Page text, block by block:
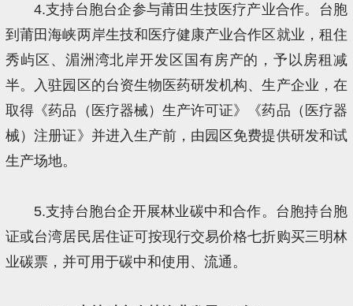
4.支持台胞台企参与莆田生技医疗产业合作。台胞
到莆田海峡两岸生技和医疗健康产业合作区就业，租住
秀屿区、湄洲湾北岸开发区国有房产的，予以房租减
半。入驻园区的台资生物医药研发机构、生产企业，在
取得《药品（医疗器械）生产许可证》《药品（医疗器
械）注册证》并进入生产前，由园区免费提供研发和试
生产场地。
5.支持台胞台企开展林业碳中和合作。台胞持台胞
证或台湾居民居住证可按现行交易价格七折购买三明林
业碳票，并可用于碳中和使用、流通。